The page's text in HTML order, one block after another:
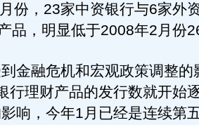
份，23家中资银行与6家外
品，明显低于2008年2月份
融危机和宏观政策调整的
行理财产品的发行数就开始
响，今年1月已经是连续第